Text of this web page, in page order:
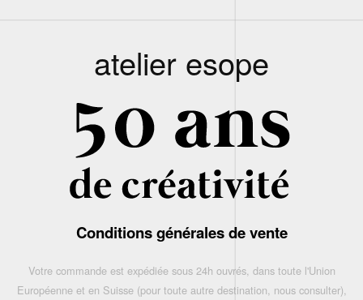
atelier esope
Conditions générales de vente
Votre commande est expédiée sous 24h ouvrés, dans toute l'Union
Européenne et en Suisse (pour toute autre destination, nous consulter),